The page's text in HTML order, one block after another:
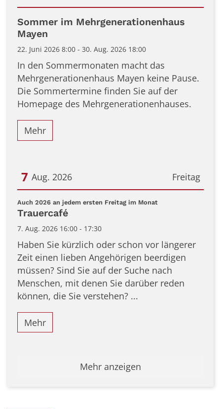
Datum: 22. Juni 2026
Sommer im Mehrgenerationenhaus
Mayen
22. Juni 2026 8:00 - 30. Aug. 2026 18:00
In den Sommermonaten macht das
Mehrgenerationenhaus Mayen keine Pause.
Die Sommertermine finden Sie auf der
Homepage des Mehrgenerationenhauses.
Mehr
Freitag
7 Aug. 2026
Datum: 7. August 2026
Auch 2026 an jedem ersten Freitag im Monat:
Trauercafé
7. Aug. 2026 16:00 - 17:30
Haben Sie kürzlich oder schon vor längerer
Zeit einen lieben Angehörigen beerdigen
müssen? Sind Sie auf der Suche nach
Menschen, mit denen Sie darüber reden
können, die Sie verstehen? ...
Mehr
Mehr anzeigen